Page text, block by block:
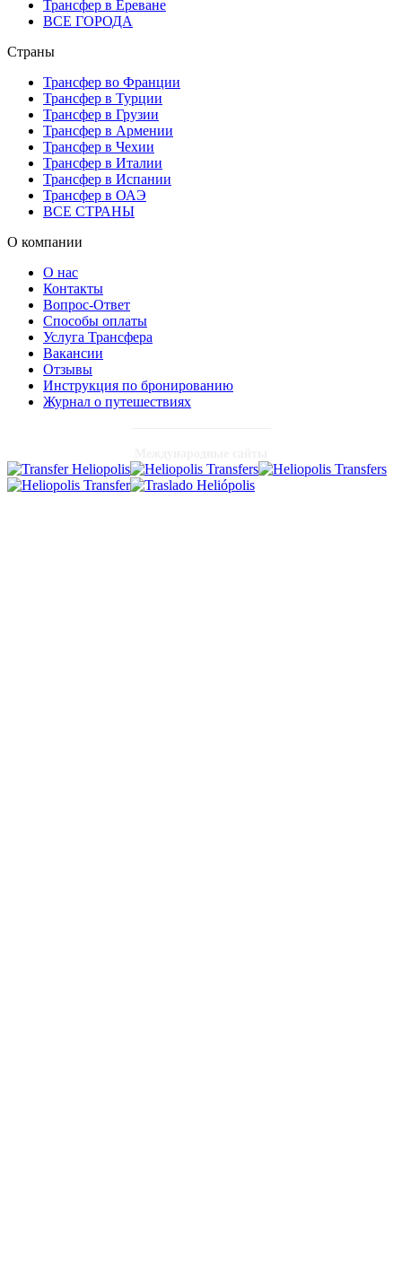
Трансфер в Ереване
ВСЕ ГОРОДА
Страны
Трансфер во Франции
Трансфер в Турции
Трансфер в Грузии
Трансфер в Армении
Трансфер в Чехии
Трансфер в Италии
Трансфер в Испании
Трансфер в ОАЭ
ВСЕ СТРАНЫ
О компании
О нас
Контакты
Вопрос-Ответ
Способы оплаты
Услуга Трансфера
Вакансии
Отзывы
Инструкция по бронированию
Журнал о путешествиях